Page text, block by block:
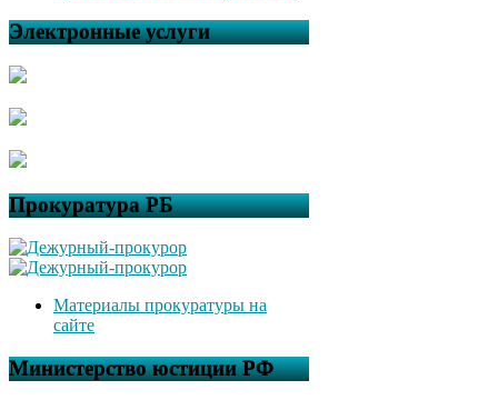
Электронные услуги
Прокуратура РБ
Материалы прокуратуры на
сайте
Министерство юстиции РФ